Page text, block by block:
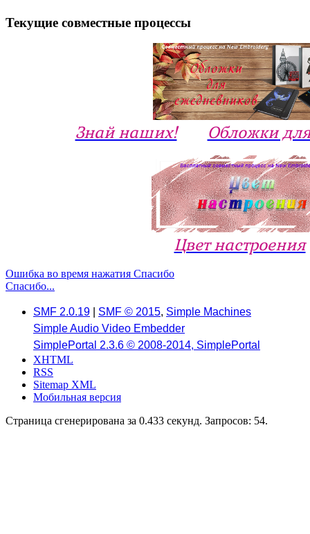
Текущие совместные процессы
Знай наших! Обложки
Цвет настроения
Ошибка во время нажатия Спасибо
Спасибо...
SMF 2.0.19 SMF © 2015, Simple Machines
Simple Audio Video Embedder
SimplePortal 2.3.6 © 2008-2014, SimplePortal
XHTML
RSS
Sitemap XML
Мобильная версия
Страница сгенерирована за 0.433 секунд. Запросов: 54.